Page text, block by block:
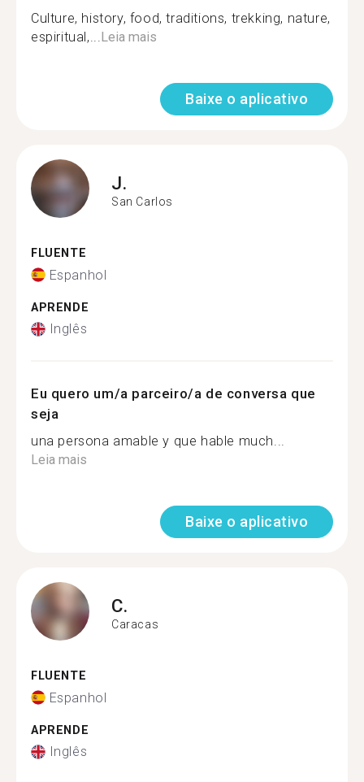
Culture, history, food, traditions, trekking, nature,
espiritual,...Leia mais
Baixe o aplicativo
J.
San Carlos
FLUENTE
Espanhol
APRENDE
Inglês
Eu quero um/a parceiro/a de conversa que
seja
una persona amable y que hable much...
Leia mais
Baixe o aplicativo
C.
Caracas
FLUENTE
Espanhol
APRENDE
Inglês